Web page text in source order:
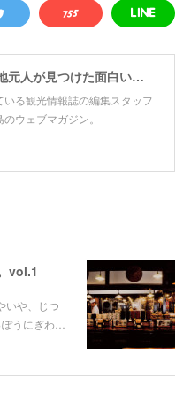
ミナミノクニ／地元人が見つけた面白い鹿児島
いる観光情報誌の編集スタッフ
ウェブマガジン。
vol.1
いや、じつ
うにぎわ…